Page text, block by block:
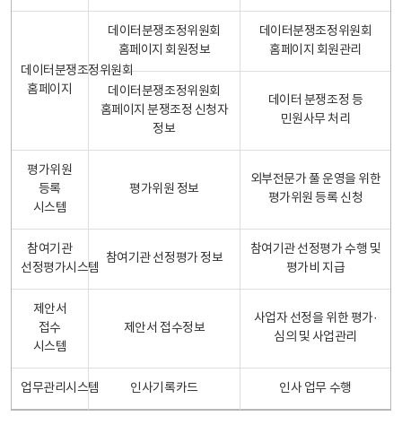
데이터분쟁조정위원회
홈페이지
데이터분쟁조정위원회
홈페이지 회원정보
데이터분쟁조정위원회
홈페이지 회원관리
데이터분쟁조정위원회
홈페이지 분쟁조정 신청자
정보
데이터 분쟁조정 등
민원사무 처리
평가위원
등록
시스템
평가위원 정보
외부전문가 풀 운영을 위한
평가위원 등록 신청
참여기관
선정평가시스템
참여기관 선정평가 정보
참여기관 선정평가 수행 및
평가비 지급
제안서
접수
시스템
제안서 접수정보
사업자 선정을 위한 평가·
심의 및 사업관리
업무관리시스템 인사기록카드 인사 업무 수행